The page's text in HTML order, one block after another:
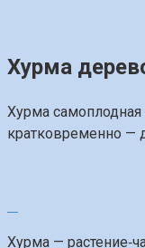
Хурма
Хурма
кратковременно —
Хурма —